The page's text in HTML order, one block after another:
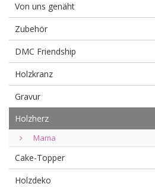
Von uns genäht
Zubehör
DMC Friendship
Holzkranz
Gravur
Holzherz
Mama
Cake-Topper
Holzdeko